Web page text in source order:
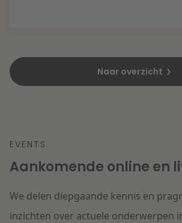
Naar overzicht
EVENTS
Aankomende online en
We delen diepgaande kennis en
inzichten over actuele onderwerpen